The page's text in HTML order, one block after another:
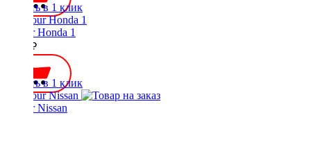
Купить в 1 клик
Yatour Honda 1
3000 ₽
Купить в 1 клик
Yatour Nissan